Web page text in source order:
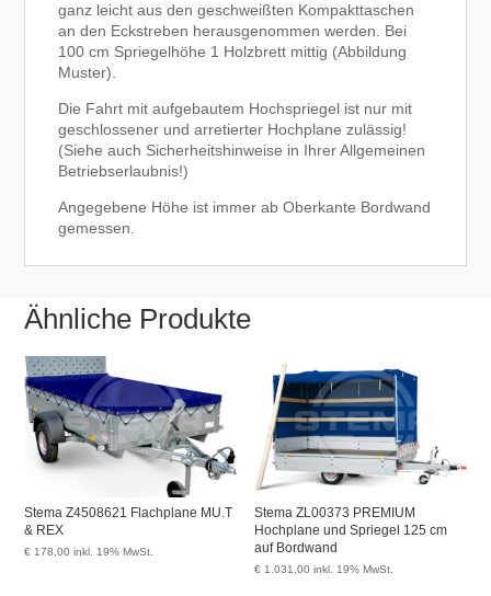
ganz leicht aus den geschweißten Kompakttaschen
an den Eckstreben herausgenommen werden. Bei
100 cm Spriegelhöhe 1 Holzbrett mittig (Abbildung
Muster).
Die Fahrt mit aufgebautem Hochspriegel ist nur mit
geschlossener und arretierter Hochplane zulässig!
(Siehe auch Sicherheitshinweise in Ihrer Allgemeinen
Betriebserlaubnis!)
Angegebene Höhe ist immer ab Oberkante Bordwand
gemessen.
Ähnliche Produkte
Stema Z4508621 Flachplane MU.T
& REX
€ 178,00 inkl. 19% MwSt.
Stema ZL00373 PREMIUM
Hochplane und Spriegel 125 cm
auf Bordwand
€ 1.031,00 inkl. 19% MwSt.